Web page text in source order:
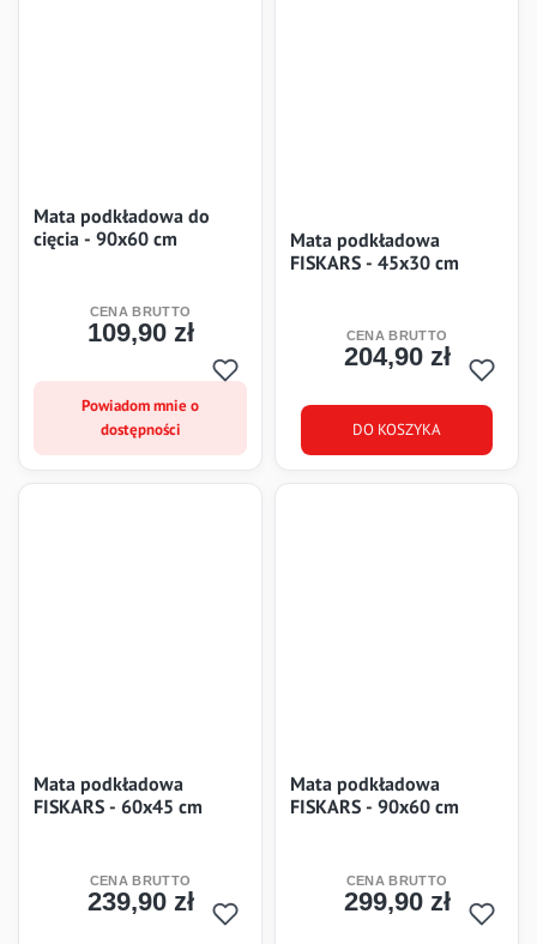
Mata podkładowa do
cięcia - 90x60 cm
Cena
109,90 zł
Powiadom mnie o
dostępności
Mata podkładowa
FISKARS - 45x30 cm
Cena
204,90 zł
DO KOSZYKA
Mata podkładowa
FISKARS - 60x45 cm
Cena
239,90 zł
Mata podkładowa
FISKARS - 90x60 cm
Cena
299,90 zł